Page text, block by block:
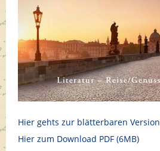
Hier gehts zur blätterbaren Version
Hier zum Download PDF (6MB)